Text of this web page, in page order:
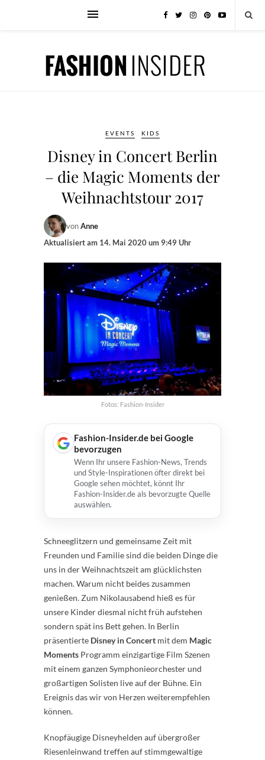
EVENTS KIDS
Disney in Concert Berlin
– die Magic Moments der
Weihnachtstour 2017
vonAnne
Aktualisiert am 14. Mai 2020 um 9:49 Uhr
Fotos: Fashion-Insider
Fashion-Insider.de bei Google
bevorzugen
Wenn Ihr unsere Fashion-News, Trends
und Style-Inspirationen öfter direkt bei
Google sehen möchtet, könnt Ihr
Fashion-Insider.de als bevorzugte Quelle
auswählen.
Schneeglitzern und gemeinsame Zeit mit
Freunden und Familie sind die beiden Dinge die
uns in der Weihnachtszeit am glücklichsten
machen. Warum nicht beides zusammen
genießen. Zum Nikolausabend hieß es für
unsere Kinder diesmal nicht früh aufstehen
sondern spät ins Bett gehen. In Berlin
präsentierte Disney in Concert mit dem Magic
Moments Programm einzigartige Film Szenen
mit einem ganzen Symphonieorchester und
großartigen Solisten live auf der Bühne. Ein
Ereignis das wir von Herzen weiterempfehlen
können.
Knopfäugige Disneyhelden auf übergroßer
Riesenleinwand treffen auf stimmgewaltige